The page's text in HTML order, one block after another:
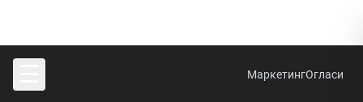
МаркетингОгласи